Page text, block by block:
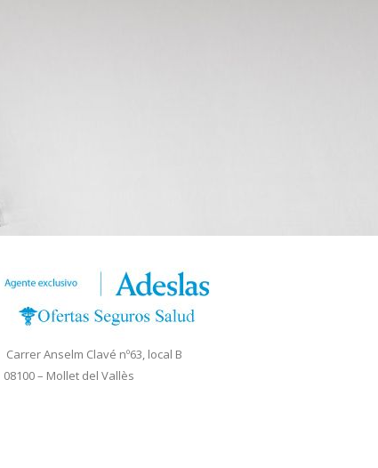
Carrer Anselm Clavé nº63, local B
08100 – Mollet del Vallès